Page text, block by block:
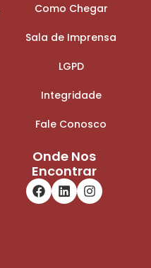
Como Chegar
Sala de Imprensa
LGPD
Integridade
Fale Conosco
Onde Nos
Encontrar